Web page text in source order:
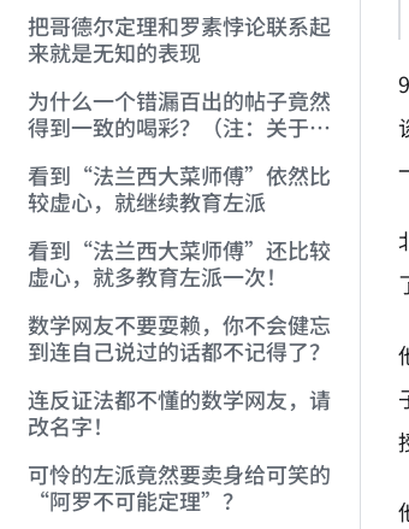
把哥德尔定理和罗素悖论联系起
来就是无知的表现
为什么一个错漏百出的帖子竟然
得到一致的喝彩？（注：关于罗
看到“法兰西大菜师傅”依然比
较虚心，就继续教育左派
看到“法兰西大菜师傅”还比较
虚心，就多教育左派一次！
数学网友不要耍赖，你不会健忘
到连自己说过的话都不记得了？
连反证法都不懂的数学网友，请
改名字！
可怜的左派竟然要卖身给可笑的
“阿罗不可能定理”？